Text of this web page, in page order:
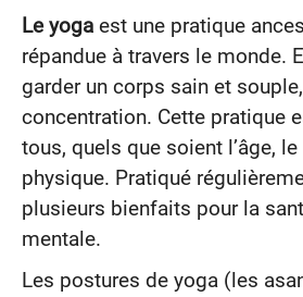
Le yoga est une pratique
répandue à travers le monde.
garder un corps sain et
concentration. Cette pratique
tous, quels que soient l’âge,
physique. Pratiqué
plusieurs bienfaits pour la
mentale.
Les postures de yoga (les